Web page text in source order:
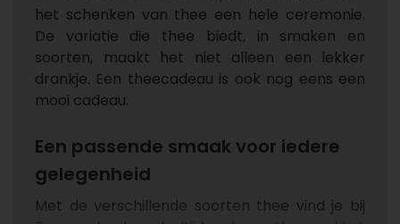
het schenken van thee een hele ceremonie.
De variatie die thee biedt, in smaken en
soorten, maakt het niet alleen een lekker
drankje. Een theecadeau is ook nog eens een
mooi cadeau.
Een passende smaak voor iedere
gelegenheid
Met de verschillende soorten thee vind je bij